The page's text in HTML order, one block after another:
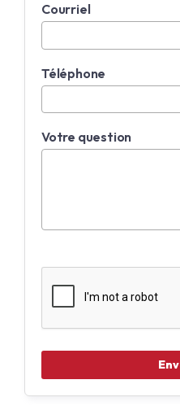
Courriel
Téléphone
Votre question